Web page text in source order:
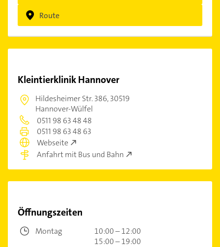
Route
Kleintierklinik Hannover
Hildesheimer Str. 386,30519
Hannover-Wülfel
0511 98 63 48 48
0511 98 63 48 63
Webseite
Anfahrt mit Bus und Bahn
Öffnungszeiten
Montag
10:00 – 12:00
15:00 – 19:00